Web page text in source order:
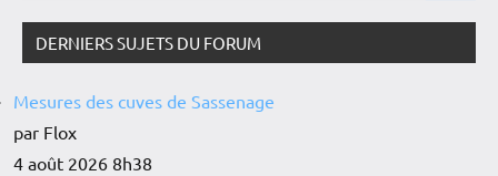
DERNIERS SUJETS DU FORUM
Mesures des cuves de Sassenage
par Flox
4 août 2026 8h38